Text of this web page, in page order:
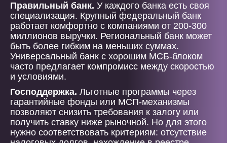
Правильный банк. У каждого банка есть своя
специализация. Крупный федеральный банк
работает комфортно с компаниями от 200-300
миллионов выручки. Региональный банк может
быть более гибким на меньших суммах.
Универсальный банк с хорошим МСБ-блоком
часто предлагает компромисс между скоростью
и условиями.
Господдержка. Льготные программы через
гарантийные фонды или МСП-механизмы
позволяют снизить требования к залогу или
получить ставку ниже рыночной. Но для этого
нужно соответствовать критериям: отсутствие